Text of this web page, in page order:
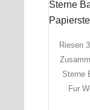
Riesen
Sterne
Fur